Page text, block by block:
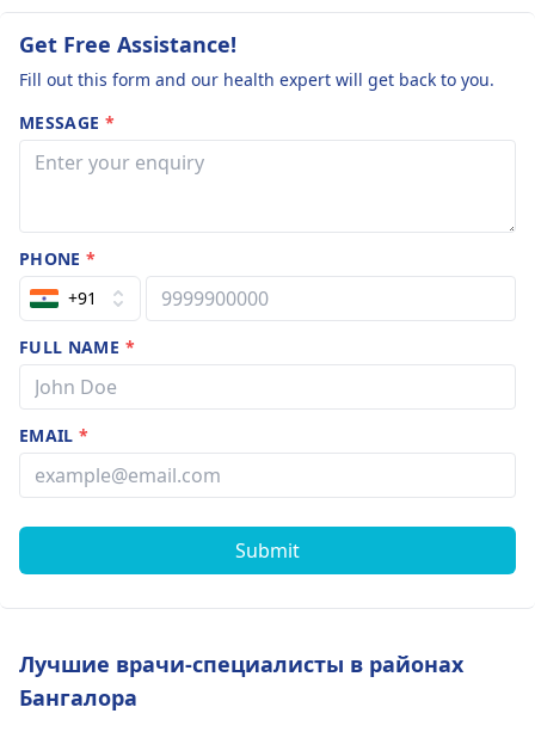
Get Free Assistance!
Fill out this form and our health expert will get back to you.
MESSAGE *
PHONE*
+91
FULL NAME *
EMAIL*
Submit
Лучшие врачи-специалисты в районах
Бангалора